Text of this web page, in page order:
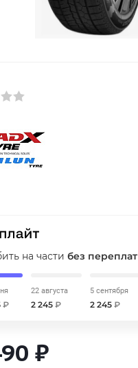
товары
% картой любого банка
товар
способом
25%каждые 2 недели
на части без переплат
₽
22 августа
2 245 ₽
5 сентября
2 245 ₽
₽